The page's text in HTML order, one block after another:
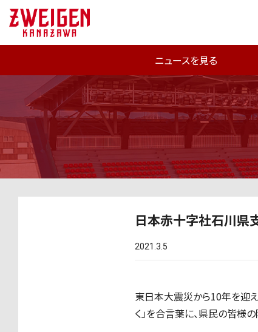
ニュースを見る
日本赤十字社石川県
2021.3.5
東日本大震災から10年を迎
く」を合言葉に、県民の皆様